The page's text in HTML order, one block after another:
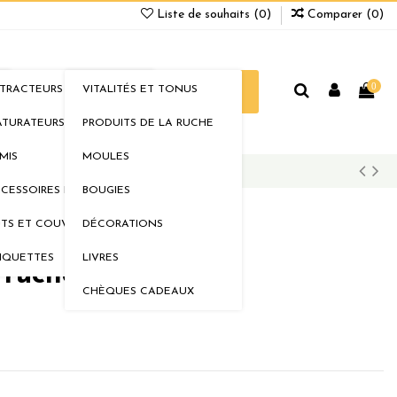
Liste de souhaits (0) Comparer (0)
DE MIELLERIE
ET COUVERCLES
BOUTIQUE
VITALITÉS ET TONUS
PRODUITS DE LA RUCHE
MOULES
BOUGIES
DÉCORATIONS
LIVRES
CHÈQUES CADEAUX
PROMOS 0
Warré